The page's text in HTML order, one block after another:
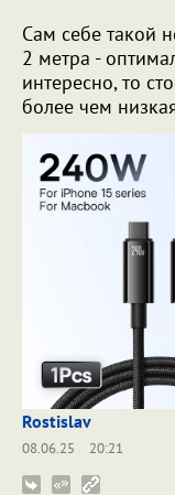
Сам себе такой
2 метра -
интересно, то
более чем
Rostislav
08.06.25
20:21